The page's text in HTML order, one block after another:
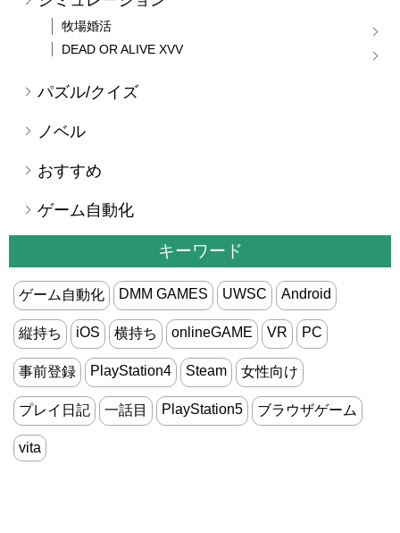
牧場婚活
DEAD OR ALIVE XVV
パズル/クイズ
ノベル
おすすめ
ゲーム自動化
キーワード
ゲーム自動化 DMM GAMES UWSC Android
縦持ち iOS 横持ち onlineGAME VR PC
事前登録 PlayStation4 Steam 女性向け
プレイ日記 一話目 PlayStation5 ブラウザゲーム
vita